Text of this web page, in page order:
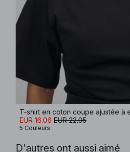
EUR 16.06 EUR 22.95
5 Couleurs
D'autres ont aussi aimé